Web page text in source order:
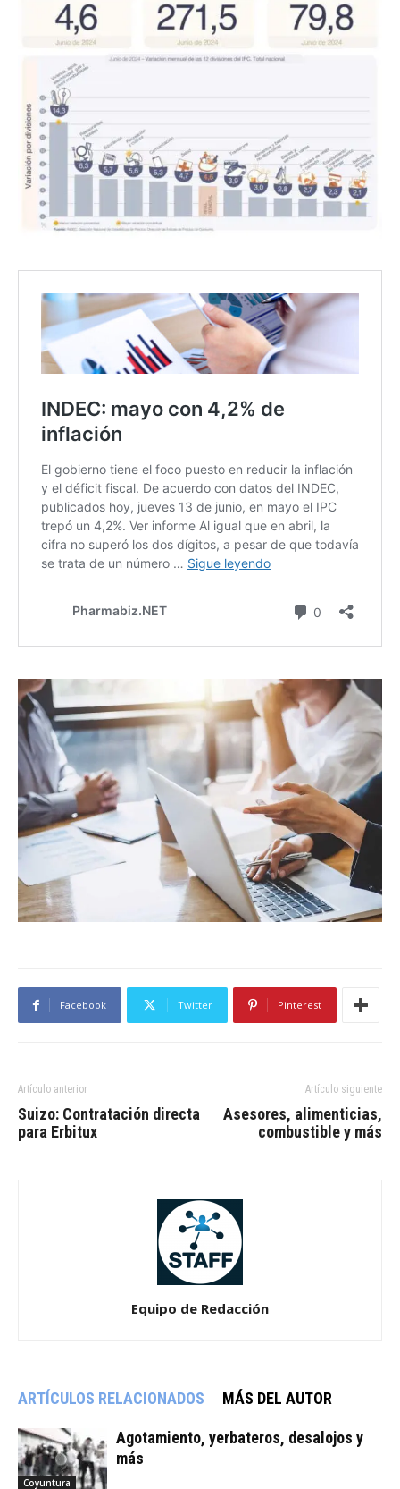
Facebook Twitter Pinterest
Artículo anterior
Suizo: Contratación directa
para Erbitux
Artículo siguiente
Asesores, alimenticias,
combustible y más
Equipo de Redacción
ARTÍCULOS RELACIONADOS MÁS DEL AUTOR
Coyuntura
Agotamiento, yerbateros, desalojos y
más